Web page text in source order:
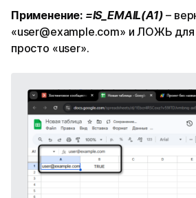
Применение: =IS_EMAIL(A1) –
«user@example.com» и ЛОЖЬ для
просто «user».